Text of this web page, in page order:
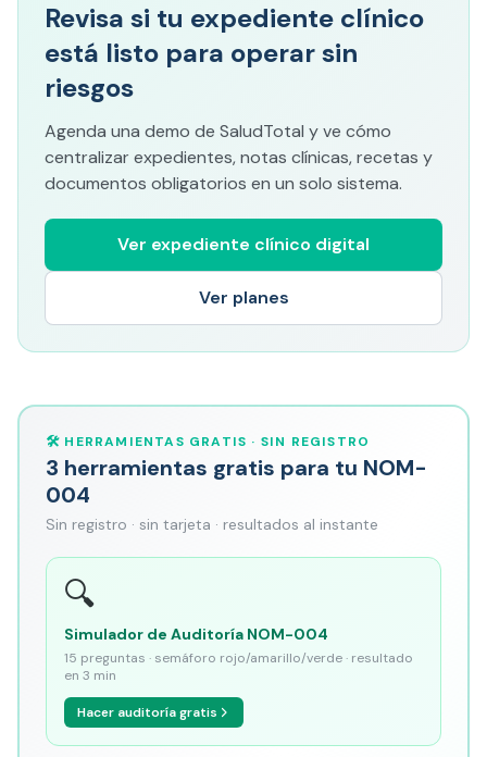
Revisa si tu expediente clínico
está listo para operar sin
riesgos
Agenda una demo de SaludTotal y ve cómo
centralizar expedientes, notas clínicas, recetas y
documentos obligatorios en un solo sistema.
Ver expediente clínico digital
Ver planes
🛠️ HERRAMIENTAS GRATIS · SIN REGISTRO
3 herramientas gratis para tu NOM-
004
Sin registro · sin tarjeta · resultados al instante
🔍
Simulador de Auditoría NOM-004
15 preguntas · semáforo rojo/amarillo/verde · resultado
en 3 min
Hacer auditoría gratis